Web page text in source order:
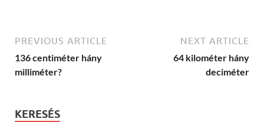
PREVIOUS ARTICLE
136 centiméter hány
milliméter?
NEXT ARTICLE
64 kilométer hány
deciméter
KERESÉS